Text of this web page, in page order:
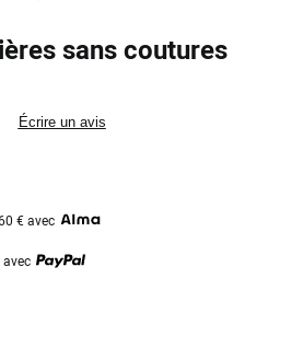
sans coutures
Écrire un avis
€ avec